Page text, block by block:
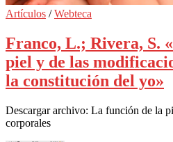
Artículos /Webteca
Franco, L.; Rivera, S.
piel y de las
la constitución del yo»
Descargar archivo: La función de la
corporales